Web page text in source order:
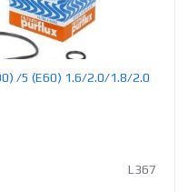
/5 (E60) 1.6/2.0/1.8/2.0
L367